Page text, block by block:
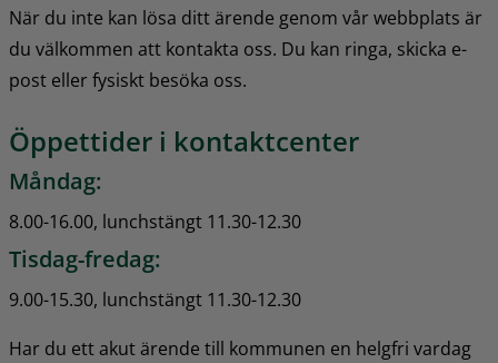
När du inte kan lösa ditt ärende genom vår webbplats är
du välkommen att kontakta oss. Du kan ringa, skicka e-
post eller fysiskt besöka oss.
Öppettider i kontaktcenter
Måndag:
8.00-16.00, lunchstängt 11.30-12.30
Tisdag-fredag:
9.00-15.30, lunchstängt 11.30-12.30
Har du ett akut ärende till kommunen en helgfri vardag